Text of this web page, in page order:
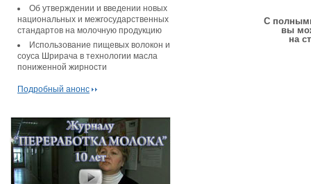
Об утверждении и введении новых
национальных и межгосударственных
стандартов на молочную продукцию
Использование пищевых волокон и
соуса Шрирача в технологии масла
пониженной жирности
Подробный анонс
С
вы
на